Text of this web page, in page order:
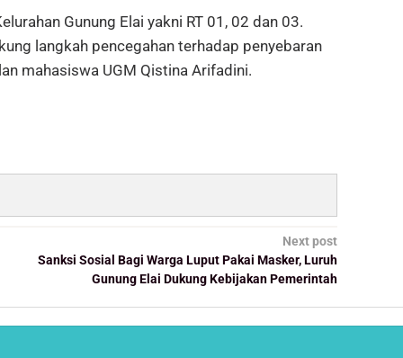
Gunung Elai yakni RT 01, 02 dan 03.
langkah pencegahan terhadap penyebaran
mahasiswa UGM Qistina Arifadini.
Next post
Sanksi Sosial Bagi Warga Luput Pakai Masker, Luruh
Gunung Elai Dukung Kebijakan Pemerintah